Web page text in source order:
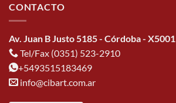
CONTACTO
Av. Juan B Justo 5185 - Córdoba - X5001
Tel/Fax (0351) 523-2910
+5493515183469
info@cibart.com.ar